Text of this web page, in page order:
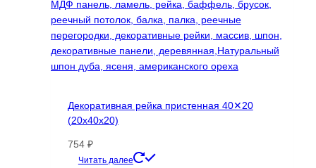
Декоративная рейка пристенная 40✕20
(20х40х20)
754 ₽
Читать далее